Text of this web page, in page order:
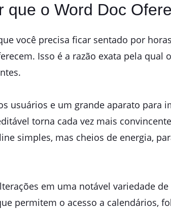
que o Word Doc
você precisa ficar sentado por
Isso é a razão exata pela
usuários e um grande aparato para
torna cada vez mais convincente
simples, mas cheios de energia,
em uma notável variedade
permitem o acesso a calendários,